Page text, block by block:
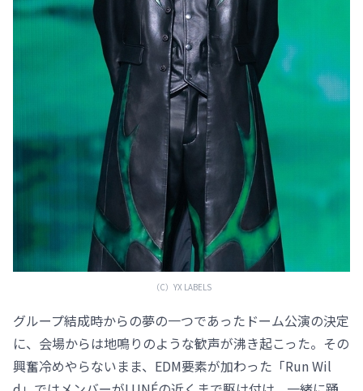
（C）YX LABELS
グループ結成時からの夢の一つであったドーム公演の決定
に、会場からは地鳴りのような歓声が沸き起こった。その
興奮冷めやらないまま、EDM要素が加わった「Run Wil